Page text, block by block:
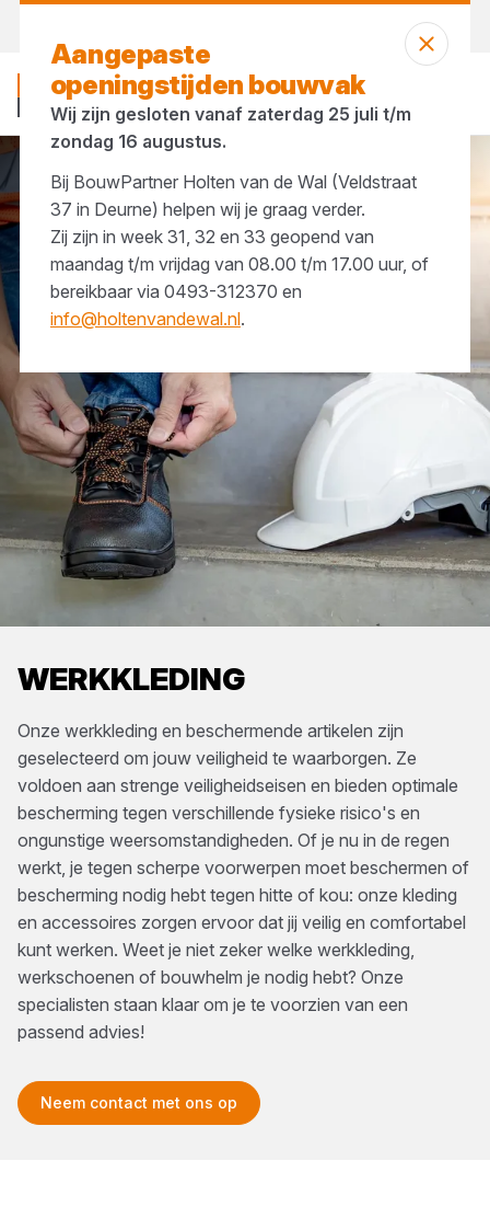
WERKKLEDING
Onze werkkleding en beschermende artikelen zijn
geselecteerd om jouw veiligheid te waarborgen. Ze
voldoen aan strenge veiligheidseisen en bieden optimale
bescherming tegen verschillende fysieke risico's en
ongunstige weersomstandigheden. Of je nu in de regen
werkt, je tegen scherpe voorwerpen moet beschermen of
bescherming nodig hebt tegen hitte of kou: onze kleding
en accessoires zorgen ervoor dat jij veilig en comfortabel
kunt werken. Weet je niet zeker welke werkkleding,
werkschoenen of bouwhelm je nodig hebt? Onze
specialisten staan klaar om je te voorzien van een
passend advies!
Neem contact met ons op
PBM & werkkleding Werkkleding
Aangepaste
openingstijden bouwvak
Wij zijn gesloten vanaf zaterdag 25 juli t/m
zondag 16 augustus.
Bij BouwPartner Holten van de Wal (Veldstraat
37 in Deurne) helpen wij je graag verder.
Zij zijn in week 31, 32 en 33 geopend van
maandag t/m vrijdag van 08.00 t/m 17.00 uur, of
bereikbaar via 0493-312370 en
info@holtenvandewal.nl.